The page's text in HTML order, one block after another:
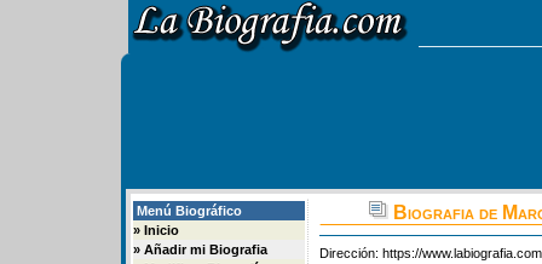
Menú Biográfico
» Inicio
» Añadir mi Biografia
Biografia de
Dirección: https://